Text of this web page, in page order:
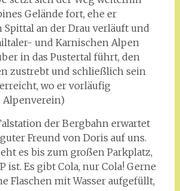
Gelände fort, ehe er
an der Drau verläuft und
und Karnischen Alpen
in das Pustertal führt, den
zustrebt und schließlich sein
wo er vorläufig
Alpenverein)
der Bergbahn erwartet
Freund von Doris auf uns.
es bis zum großen Parkplatz,
ist. Es gibt Cola, nur Cola! Gerne
Flaschen mit Wasser aufgefüllt,